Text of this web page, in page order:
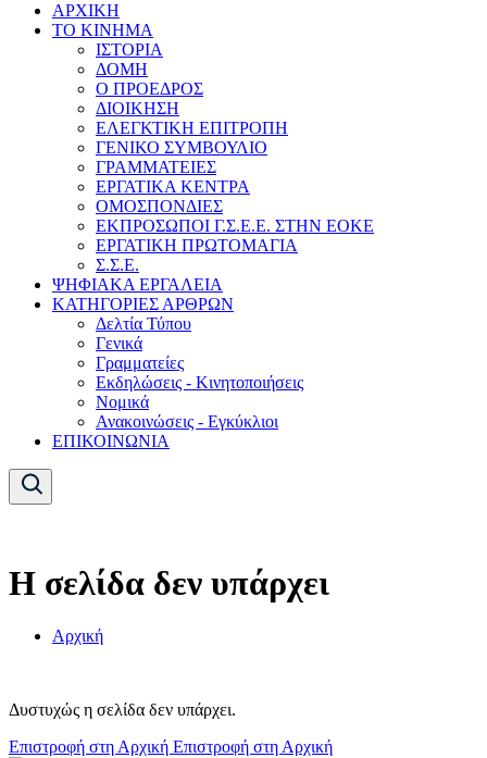
ΑΡΧΙΚΗ
ΤΟ ΚΙΝΗΜΑ
ΙΣΤΟΡΙΑ
ΔΟΜΗ
Ο ΠΡΟΕΔΡΟΣ
ΔΙΟΙΚΗΣΗ
ΕΛΕΓΚΤΙΚΗ ΕΠΙΤΡΟΠΗ
ΓΕΝΙΚΟ ΣΥΜΒΟΥΛΙΟ
ΓΡΑΜΜΑΤΕΙΕΣ
ΕΡΓΑΤΙΚΑ ΚΕΝΤΡΑ
ΟΜΟΣΠΟΝΔΙΕΣ
ΕΚΠΡΟΣΩΠΟΙ Γ.Σ.Ε.Ε. ΣΤΗΝ ΕΟΚΕ
ΕΡΓΑΤΙΚΗ ΠΡΩΤΟΜΑΓΙΑ
Σ.Σ.Ε.
ΨΗΦΙΑΚΑ ΕΡΓΑΛΕΙΑ
ΚΑΤΗΓΟΡΙΕΣ ΑΡΘΡΩΝ
Δελτία Τύπου
Γενικά
Γραμματείες
Εκδηλώσεις - Κινητοποιήσεις
Νομικά
Ανακοινώσεις - Εγκύκλιοι
ΕΠΙΚΟΙΝΩΝΙΑ
Η σελίδα δεν υπάρχει
Αρχική
Δυστυχώς η σελίδα δεν υπάρχει.
Επιστροφή στη Αρχική Επιστροφή στη Αρχική